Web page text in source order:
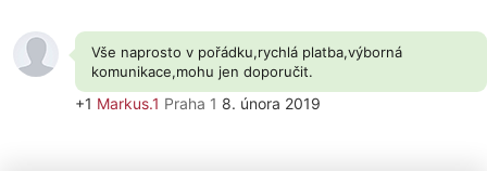
Vše naprosto v pořádku,rychlá platba,výborná
komunikace,mohu jen doporučit.
+1 Markus.1 Praha 1 8. února 2019